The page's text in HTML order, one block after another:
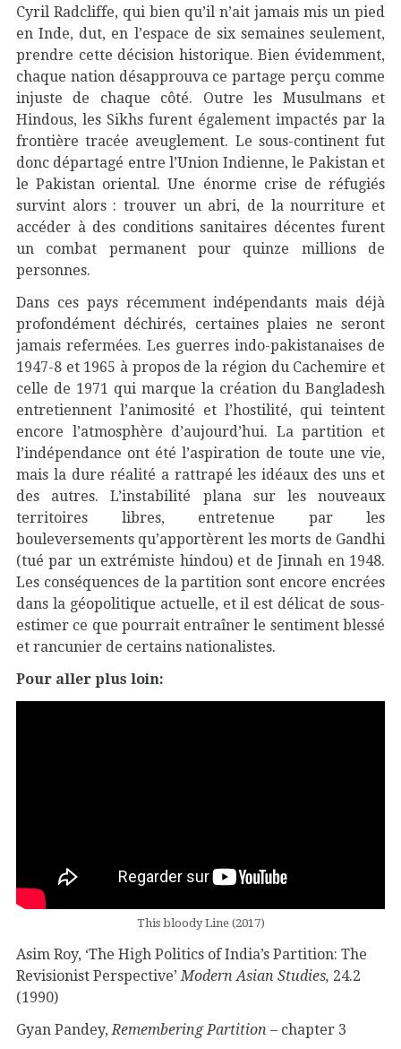
Cyril Radcliffe, qui bien qu’il n’ait jamais mis un pied
en Inde, dut, en l’espace de six semaines seulement,
prendre cette décision historique. Bien évidemment,
chaque nation désapprouva ce partage perçu comme
injuste de chaque côté. Outre les Musulmans et
Hindous, les Sikhs furent également impactés par la
frontière tracée aveuglement. Le sous-continent fut
donc départagé entre l’Union Indienne, le Pakistan et
le Pakistan oriental. Une énorme crise de réfugiés
survint alors : trouver un abri, de la nourriture et
accéder à des conditions sanitaires décentes furent
un combat permanent pour quinze millions de
personnes.
Dans ces pays récemment indépendants mais déjà
profondément déchirés, certaines plaies ne seront
jamais refermées. Les guerres indo-pakistanaises de
1947-8 et 1965 à propos de la région du Cachemire et
celle de 1971 qui marque la création du Bangladesh
entretiennent l’animosité et l’hostilité, qui teintent
encore l’atmosphère d’aujourd’hui. La partition et
l’indépendance ont été l’aspiration de toute une vie,
mais la dure réalité a rattrapé les idéaux des uns et
des autres. L’instabilité plana sur les nouveaux
territoires libres, entretenue par les
bouleversements qu’apportèrent les morts de Gandhi
(tué par un extrémiste hindou) et de Jinnah en 1948.
Les conséquences de la partition sont encore encrées
dans la géopolitique actuelle, et il est délicat de sous-
estimer ce que pourrait entraîner le sentiment blessé
et rancunier de certains nationalistes.
Pour aller plus loin:
This bloody Line (2017)
Asim Roy, ‘The High Politics of India’s Partition: The
Revisionist Perspective’Modern Asian Studies, 24.2
(1990)
Gyan Pandey,Remembering Partition – chapter 3